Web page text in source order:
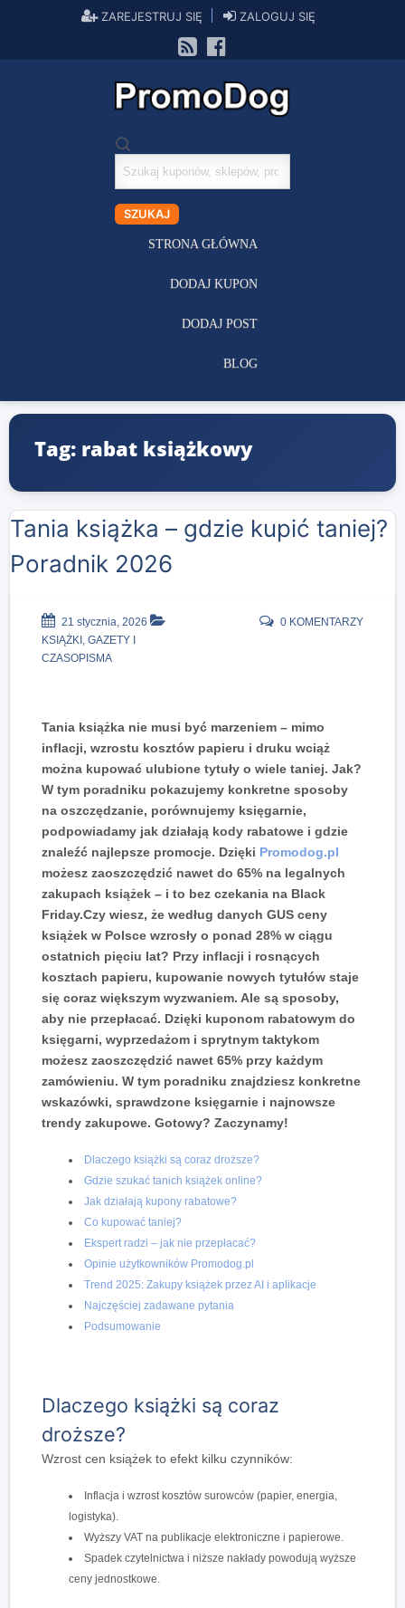
ZAREJESTRUJ SIĘ ZALOGUJ SIĘ
Szukaj
kuponów
SZUKAJ
STRONA GŁÓWNA
DODAJ KUPON
DODAJ POST
BLOG
Tag: rabat książkowy
Tania książka – gdzie kupić taniej?
Poradnik 2026
21 stycznia, 2026
KSIĄŻKI, GAZETY I
CZASOPISMA
0 KOMENTARZY
Tania książka nie musi być marzeniem – mimo
inflacji, wzrostu kosztów papieru i druku wciąż
można kupować ulubione tytuły o wiele taniej. Jak?
W tym poradniku pokazujemy konkretne sposoby
na oszczędzanie, porównujemy księgarnie,
podpowiadamy jak działają kody rabatowe i gdzie
znaleźć najlepsze promocje. Dzięki Promodog.pl
możesz zaoszczędzić nawet do 65% na legalnych
zakupach książek – i to bez czekania na Black
Friday.Czy wiesz, że według danych GUS ceny
książek w Polsce wzrosły o ponad 28% w ciągu
ostatnich pięciu lat? Przy inflacji i rosnących
kosztach papieru, kupowanie nowych tytułów staje
się coraz większym wyzwaniem. Ale są sposoby,
aby nie przepłacać. Dzięki kuponom rabatowym do
księgarni, wyprzedażom i sprytnym taktykom
możesz zaoszczędzić nawet 65% przy każdym
zamówieniu. W tym poradniku znajdziesz konkretne
wskazówki, sprawdzone księgarnie i najnowsze
trendy zakupowe. Gotowy? Zaczynamy!
Dlaczego książki są coraz droższe?
Gdzie szukać tanich książek online?
Jak działają kupony rabatowe?
Co kupować taniej?
Ekspert radzi – jak nie przepłacać?
Opinie użytkowników Promodog.pl
Trend 2025: Zakupy książek przez AI i aplikacje
Najczęściej zadawane pytania
Podsumowanie
Dlaczego książki są coraz
droższe?
Wzrost cen książek to efekt kilku czynników:
Inflacja i wzrost kosztów surowców (papier, energia,
logistyka).
Wyższy VAT na publikacje elektroniczne i papierowe.
Spadek czytelnictwa i niższe nakłady powodują wyższe
ceny jednostkowe.